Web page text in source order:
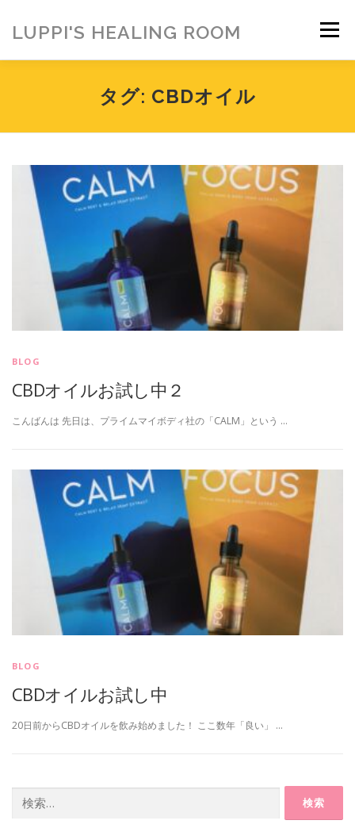
ッ
LUPPI'S HEALING ROOM メニュー
ご挨拶 MENU お客様の声
アメブロ お問い合わせ ご寄付のお願い
タグ: CBDオイル
BLOG
CBDオイルお試し中２
こんばんは 先日は、プライムマイボディ社の「CALM」という …
BLOG
CBDオイルお試し中
20日前からCBDオイルを飲み始めました！ ここ数年「良い」 …
索: